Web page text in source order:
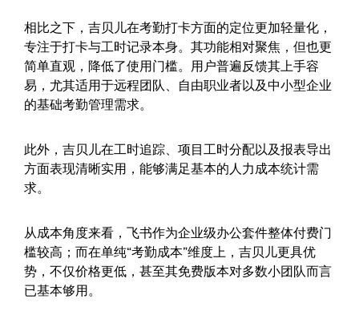
相比之下，吉贝儿在考勤打卡方面的定位更加轻量化，
专注于打卡与工时记录本身。其功能相对聚焦，但也更
简单直观，降低了使用门槛。用户普遍反馈其上手容
易，尤其适用于远程团队、自由职业者以及中小型企业
的基础考勤管理需求。
此外，吉贝儿在工时追踪、项目工时分配以及报表导出
方面表现清晰实用，能够满足基本的人力成本统计需
求。
从成本角度来看，飞书作为企业级办公套件整体付费门
槛较高；而在单纯“考勤成本”维度上，吉贝儿更具优
势，不仅价格更低，甚至其免费版本对多数小团队而言
已基本够用。